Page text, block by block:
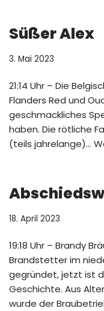
Süßer Alex
3. Mai 2023
21:14 Uhr – Die
Flanders Red und
geschmackliches
haben. Die rötliche
(teils jahrelange)…
18. April 2023
19:18 Uhr – Brandy
Brandstetter im
gegründet, jetzt ist
Geschichte. Aus
wurde der